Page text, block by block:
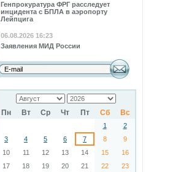
Генпрокуратура ФРГ расследует
инцидента с БПЛА в аэропорту
Лейпцига
06.08.2026 16:23
Заявления МИД России
Пн Вт Ср Чт Пт Сб Вс
1
2
3
4 5 6 7 8
9
10
11 12 13 14 15
16
17
18 19 20 21 22
23